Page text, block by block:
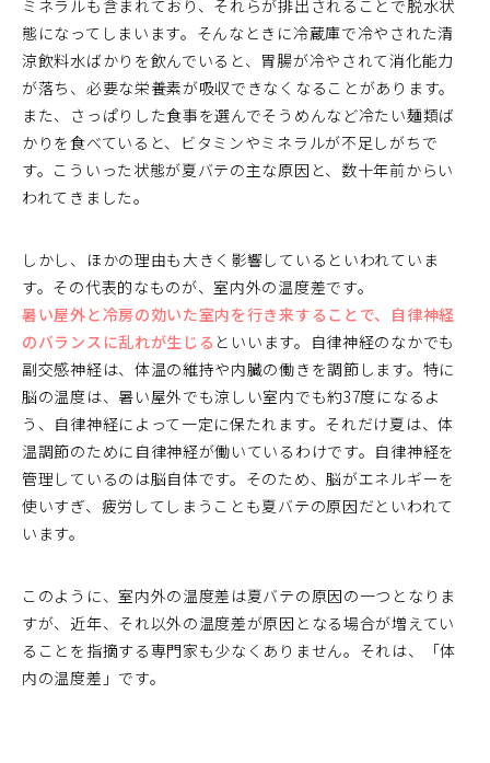
ミネラルも含まれており、それらが排出されることで脱水状
態になってしまいます。そんなときに冷蔵庫で冷やされた清
涼飲料水ばかりを飲んでいると、胃腸が冷やされて消化能力
が落ち、必要な栄養素が吸収できなくなることがあります。
また、さっぱりした食事を選んでそうめんなど冷たい麺類ば
かりを食べていると、ビタミンやミネラルが不足しがちで
す。こういった状態が夏バテの主な原因と、数十年前からい
われてきました。
しかし、ほかの理由も大きく影響しているといわれていま
す。その代表的なものが、室内外の温度差です。
暑い屋外と冷房の効いた室内を行き来することで、自律神経
のバランスに乱れが生じる といいます。自律神経のなかでも
副交感神経は、体温の維持や内臓の働きを調節します。特に
脳の温度は、暑い屋外でも涼しい室内でも約37度になるよ
う、自律神経によって一定に保たれます。それだけ夏は、体
温調節のために自律神経が働いているわけです。自律神経を
管理しているのは脳自体です。そのため、脳がエネルギーを
使いすぎ、疲労してしまうことも夏バテの原因だといわれて
います。
このように、室内外の温度差は夏バテの原因の一つとなりま
すが、近年、それ以外の温度差が原因となる場合が増えてい
ることを指摘する専門家も少なくありません。それは、「体
内の温度差」です。